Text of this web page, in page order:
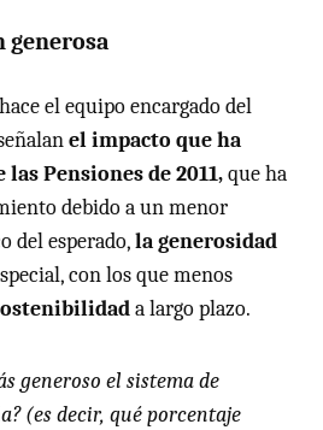
el equipo encargado del
el impacto que ha
Pensiones de 2011,que ha
debido a un menor
del esperado,la generosidad
con los que menos
a largo plazo.
generoso el sistema de
(es decir, qué porcentaje